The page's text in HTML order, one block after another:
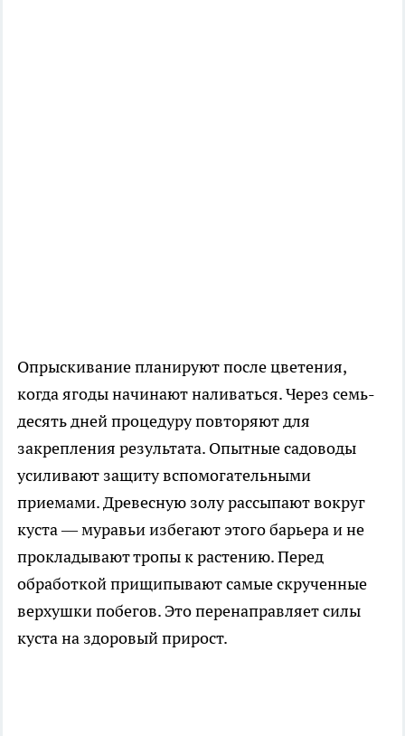
Опрыскивание планируют после цветения,
когда ягоды начинают наливаться. Через семь-
десять дней процедуру повторяют для
закрепления результата. Опытные садоводы
усиливают защиту вспомогательными
приемами. Древесную золу рассыпают вокруг
куста — муравьи избегают этого барьера и не
прокладывают тропы к растению. Перед
обработкой прищипывают самые скрученные
верхушки побегов. Это перенаправляет силы
куста на здоровый прирост.